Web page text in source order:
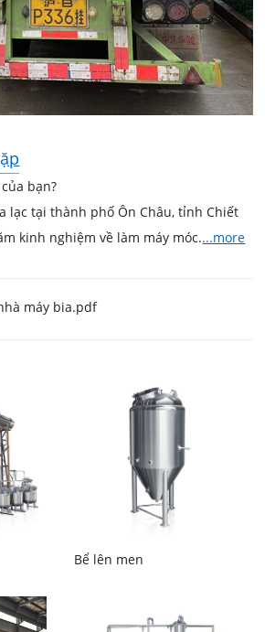
bạn?
lạc tại thành phố Ôn Châu, tỉnh Chiết
kinh nghiệm về làm máy móc....more
máy bia.pdf
Bể lên men